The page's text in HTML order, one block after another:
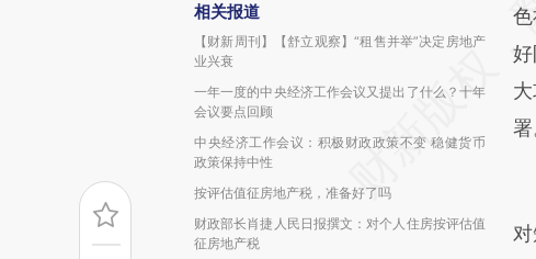
相关报道
【财新周刊】【舒立观察】“租售并举”决定房地产
业兴衰
一年一度的中央经济工作会议又提出了什么？十年
会议要点回顾
中央经济工作会议：积极财政政策不变 稳健货币
政策保持中性
按评估值征房地产税，准备好了吗
财政部长肖捷人民日报撰文：对个人住房按评估值
征房地产税
对
署